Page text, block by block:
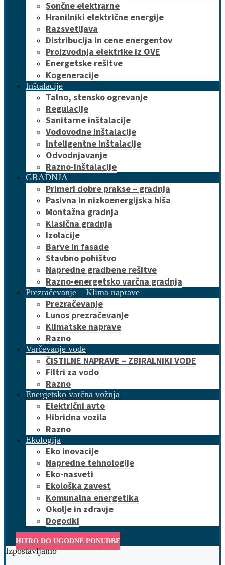
Sončne elektrarne
Hranilniki električne energije
Razsvetljava
Distribucija in cene energentov
Proizvodnja elektrike iz OVE
Energetske rešitve
Kogeneracije
Inštalacije
Talno, stensko ogrevanje
Regulacije
Sanitarne inštalacije
Vodovodne inštalacije
Inteligentne inštalacije
Odvodnjavanje
Razno-inštalacije
GRADNJA
Primeri dobre prakse – gradnja
Pasivna in nizkoenergijska hiša
Montažna gradnja
Klasična gradnja
Izolacije
Barve in fasade
Stavbno pohištvo
Napredne gradbene rešitve
Razno-energetsko varčna gradnja
Prezračevanje – Klima naprave
Prezračevanje
Lunos prezračevanje
Klimatske naprave
Razno
Varčevanje vode
ČISTILNE NAPRAVE – ZBIRALNIKI VODE
Filtri za vodo
Razno
Energetsko varčna vožnja
Električni avto
Hibridna vozila
Razno
Ekologija
Eko inovacije
Napredne tehnologije
Eko-nasveti
Ekološka zavest
Komunalna energetika
Okolje in zdravje
Dogodki
HITRO DO UGODNE PONUDBE
Izpostavljamo